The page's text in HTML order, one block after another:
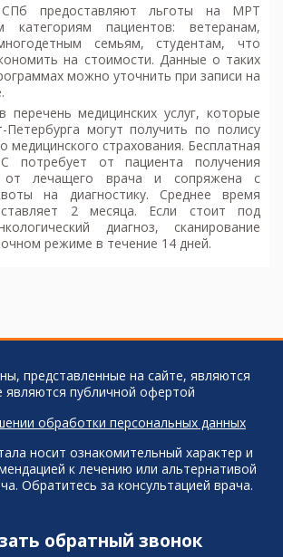
предоставляют льготы на МРТ
категориям пациентов: ветеранам,
семьям, студентам, что
на стоимости. Данные о таких
можно уточнить при записи на
медицинских услуг, которые
Петербурга могут получить по полису
медицинского страхования. Бесплатная
от пациента получения
от лечащего врача и сопряжена с
на диагностику. Среднее время
2 месяца. Если стоит под
диагноз, сканирование
режиме в течение 14 дней.
представленные на сайте, являются
являются публичной офертой
обработки персональных данных
носит ознакомительный характер и
к лечению или альтернативой
Обратитесь за консультацией врача.
обратный звонок